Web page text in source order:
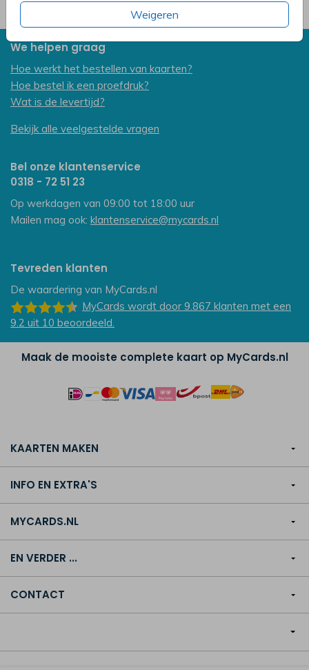
Weigeren
We helpen graag
Hoe werkt het bestellen van kaarten?
Hoe bestel ik een proefdruk?
Wat is de levertijd?
Bekijk alle veelgestelde vragen
Bel onze klantenservice
0318 - 72 51 23
Op werkdagen van 09:00 tot 18:00 uur
Mailen mag ook: klantenservice@mycards.nl
Tevreden klanten
De waardering van MyCards.nl
MyCards wordt door 9.867 klanten met een
9.2 uit 10 beoordeeld.
Maak de mooiste complete kaart op MyCards.nl
KAARTEN MAKEN
INFO EN EXTRA'S
MYCARDS.NL
EN VERDER ...
CONTACT